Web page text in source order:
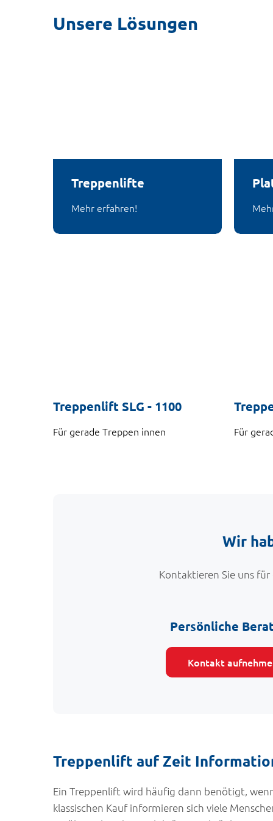
Unsere Lösungen
Treppenlifte
Mehr erfahren!
Treppenlift SLG - 1100
Für gerade Treppen innen Für
Wir
Kontaktieren Sie uns
Persönliche
Kontakt
Treppenlift auf Zeit
Ein Treppenlift wird häufig dann benötigt,
klassischen Kauf informieren sich viele